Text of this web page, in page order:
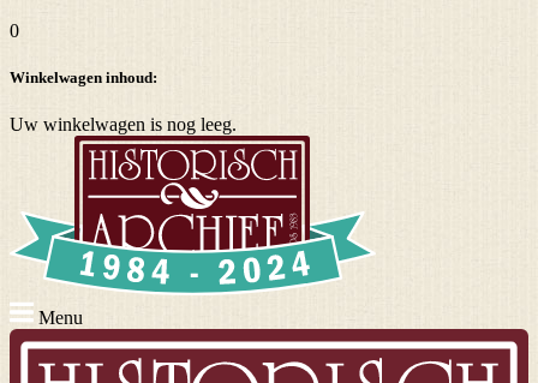
0
Winkelwagen inhoud:
Uw winkelwagen is nog leeg.
Menu